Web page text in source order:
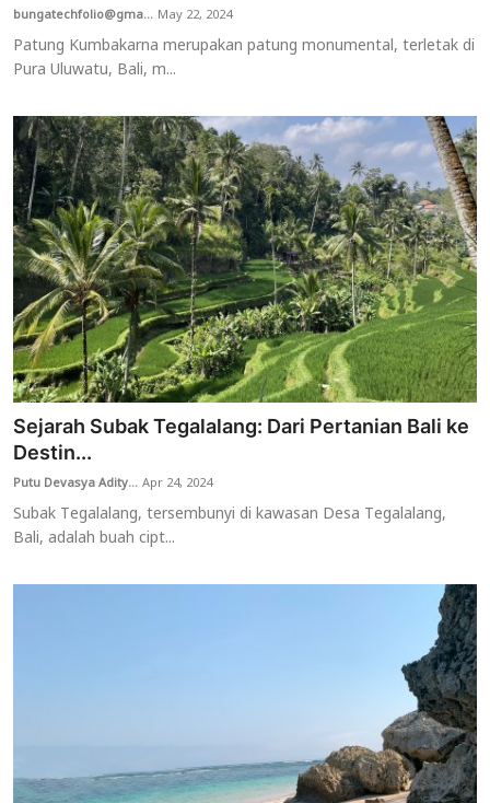
bungatechfolio@gma... May 22, 2024
Patung Kumbakarna merupakan patung monumental, terletak di
Pura Uluwatu, Bali, m...
Sejarah Subak Tegalalang: Dari Pertanian Bali ke
Destin...
Putu Devasya Adity...Apr 24, 2024
Subak Tegalalang, tersembunyi di kawasan Desa Tegalalang,
Bali, adalah buah cipt...